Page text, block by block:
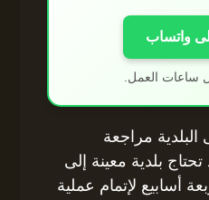
واتساب
ساعات العمل.
البلدية مراجعة
بلدية معينة إلى
أسابيع لإتمام عملية